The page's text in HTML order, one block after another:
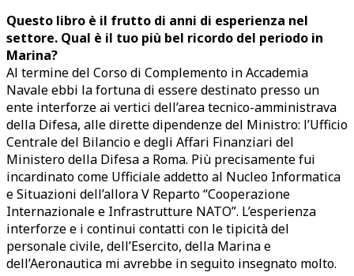
Questo libro è il frutto di anni di esperienza nel
settore. Qual è il tuo più bel ricordo del periodo in
Marina?
Al termine del Corso di Complemento in Accademia
Navale ebbi la fortuna di essere destinato presso un
ente interforze ai vertici dell’area tecnico-amministrava
della Difesa, alle dirette dipendenze del Ministro: l’Ufficio
Centrale del Bilancio e degli Affari Finanziari del
Ministero della Difesa a Roma. Più precisamente fui
incardinato come Ufficiale addetto al Nucleo Informatica
e Situazioni dell’allora V Reparto “Cooperazione
Internazionale e Infrastrutture NATO”. L’esperienza
interforze e i continui contatti con le tipicità del
personale civile, dell’Esercito, della Marina e
dell’Aeronautica mi avrebbe in seguito insegnato molto.